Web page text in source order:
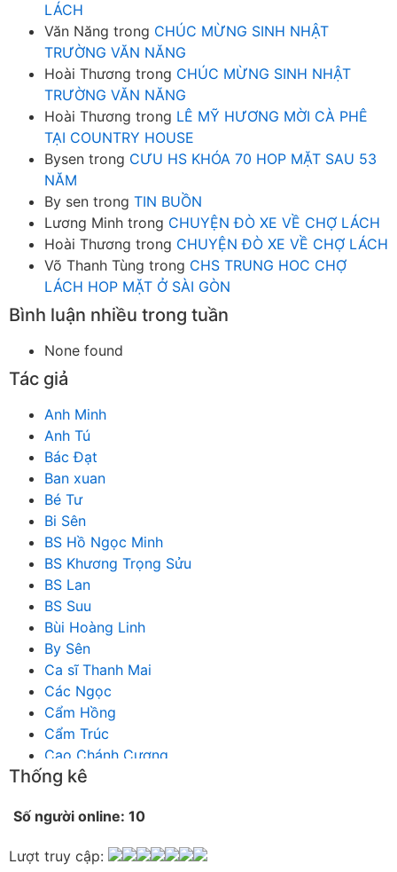
LÁCH
Văn Năng trong CHÚC MỪNG SINH NHẬT
TRƯỜNG VĂN NĂNG
Hoài Thương trong CHÚC MỪNG SINH NHẬT
TRƯỜNG VĂN NĂNG
Hoài Thương trong LÊ MỸ HƯƠNG MỜI CÀ PHÊ
TẠI COUNTRY HOUSE
Bysen trong CƯU HS KHÓA 70 HOP MẶT SAU 53
NĂM
By sen trong TIN BUỒN
Lương Minh trong CHUYỆN ĐÒ XE VỀ CHỢ LÁCH
Hoài Thương trong CHUYỆN ĐÒ XE VỀ CHỢ LÁCH
Võ Thanh Tùng trong CHS TRUNG HOC CHỢ
LÁCH HOP MẶT Ở SÀI GÒN
Bình luận nhiều trong tuần
None found
Tác giả
Anh Minh
Anh Tú
Bác Đạt
Ban xuan
Bé Tư
Bi Sên
BS Hồ Ngọc Minh
BS Khương Trọng Sửu
BS Lan
BS Suu
Bùi Hoàng Linh
By Sên
Ca sĩ Thanh Mai
Các Ngọc
Cẩm Hồng
Cẩm Trúc
Cao Chánh Cương
Cao Nhật Quyên
Chích Chị
Chu Trầm Nguyên Minh
Thống kê
Số người online: 10
Lượt truy cập: